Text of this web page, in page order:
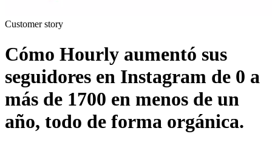
Customer story
Cómo Hourly aumentó sus
seguidores en Instagram de 0 a
más de 1700 en menos de un
año, todo de forma orgánica.